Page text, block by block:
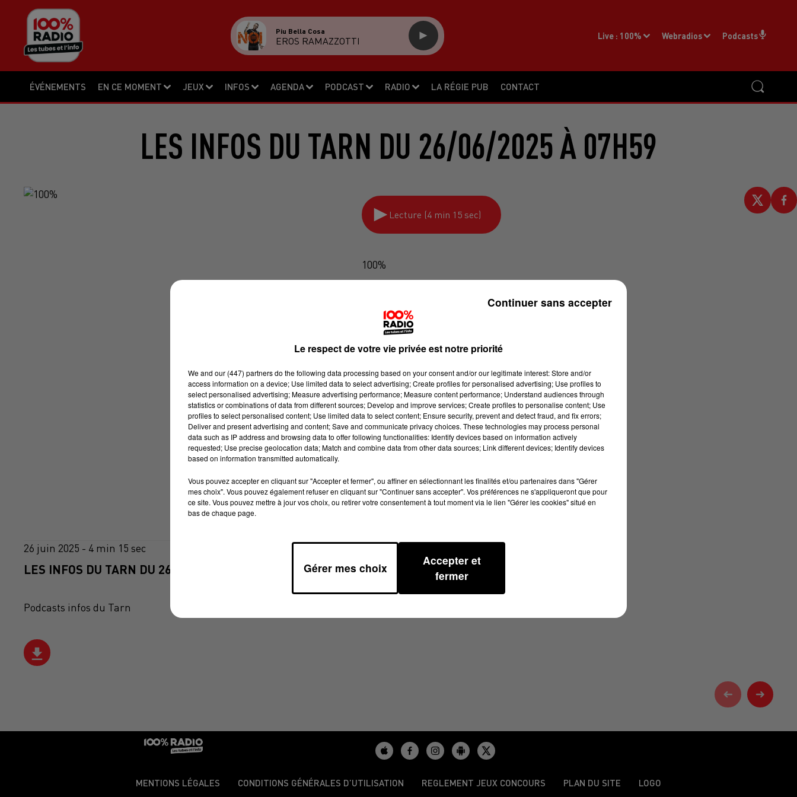
ÉVÉNEMENTS EN CE MOMENT JEUX INFOS AGENDA PODCAST RADIO LA RÉGIE PUB CONTACT
Live : 100% Webradios Podcasts
Piu Bella Cosa
EROS RAMAZZOTTI
LES INFOS DU TARN DU 26/06/2025 À 07H59
Lecture (4 min 15 sec)
100%
26 juin 2025 - 4 min 15 sec
LES INFOS DU TARN DU 26/06/2025 À 07H59
Podcasts infos du Tarn
MENTIONS LÉGALES CONDITIONS GÉNÉRALES D’UTILISATION REGLEMENT JEUX CONCOURS PLAN DU SITE LOGO
Le respect de votre vie privée est notre priorité
We and our (447) partnersdo the following data processing based on your consent and/or our legitimate interest: Store and/or
access information on a device; Use limited data to select advertising; Create profiles for personalised advertising; Use profiles to
select personalised advertising; Measure advertising performance; Measure content performance; Understand audiences through
statistics or combinations of data from different sources; Develop and improve services; Create profiles to personalise content; Use
profiles to select personalised content; Use limited data to select content; Ensure security, prevent and detect fraud, and fix errors;
Deliver and present advertising and content; Save and communicate privacy choices. These technologies may process personal
data such as IP address and browsing data to offer following functionalities: Identify devices based on information actively
requested; Use precise geolocation data; Match and combine data from other data sources; Link different devices; Identify devices
based on information transmitted automatically.
Vous pouvez accepter en cliquant sur "Accepter et fermer", ou affiner en sélectionnant les finalités et/ou partenaires dans "Gérer
mes choix". Vous pouvez également refuser en cliquant sur "Continuer sans accepter". Vos préférences ne s'appliqueront que pour
ce site. Vous pouvez mettre à jour vos choix, ou retirer votre consentement à tout moment via le lien "Gérer les cookies" situé en
bas de chaque page.
Gérer mes choix
Accepter et
fermer
Continuer sans accepter